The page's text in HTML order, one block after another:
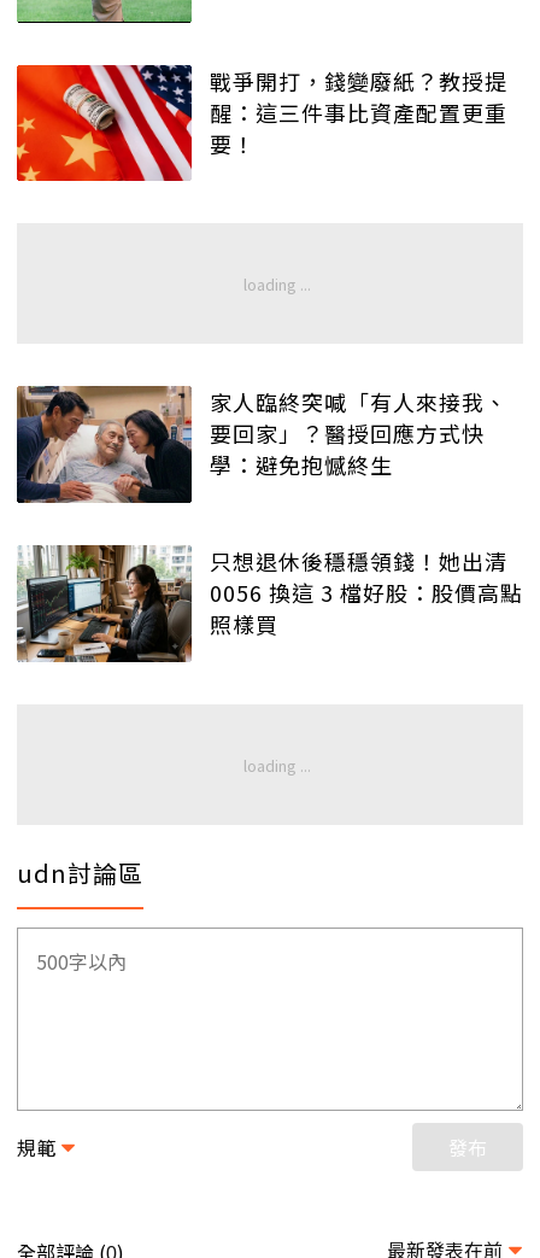
戰爭開打，錢變廢紙？教授提
醒：這三件事比資產配置更重
要！
家人臨終突喊「有人來接我、
要回家」？醫授回應方式快
學：避免抱憾終生
只想退休後穩穩領錢！她出清
0056 換這 3 檔好股：股價高點
照樣買
udn討論區
規範 發布
全部評論 (0) 最新發表在前